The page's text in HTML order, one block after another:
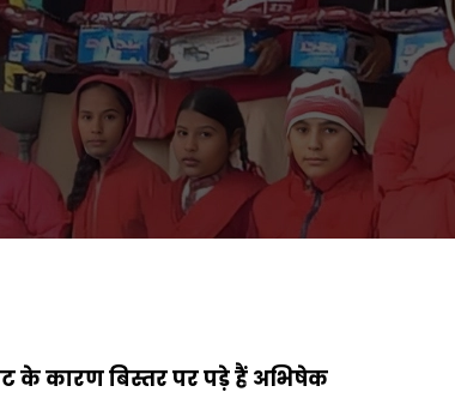
के कारण बिस्तर पर पड़े हैं अभिषेक